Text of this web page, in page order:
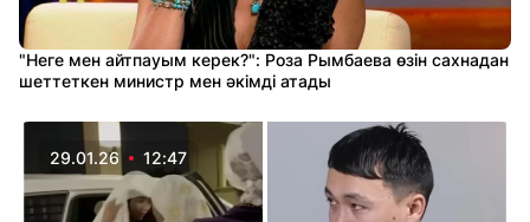
"Неге мен айтпауым керек?": Роза Рымбаева өзін сахнадан
шеттеткен министр мен әкімді атады
29.01.26 12:47